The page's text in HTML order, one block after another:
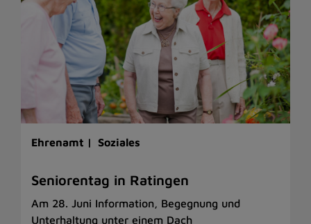
Ehrenamt | Soziales
Seniorentag in Ratingen
Am 28. Juni Information, Begegnung und
Unterhaltung unter einem Dach